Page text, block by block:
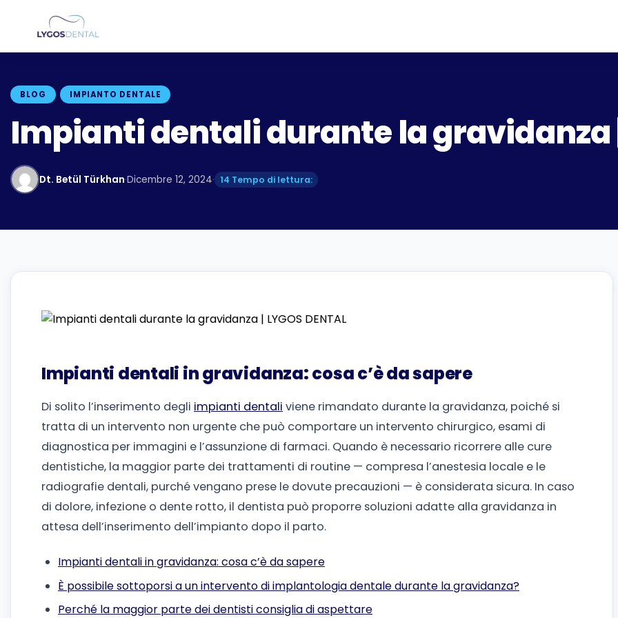
BLOG IMPIANTO DENTALE
Impianti dentali durante la gravidanza |
Dt. Betül Türkhan·Dicembre 12, 2024· 14 Tempo di lettura:
Impianti dentali in gravidanza: cosa c’è da sapere
Di solito l’inserimento degli impianti dentali viene rimandato durante la gravidanza, poiché si
tratta di un intervento non urgente che può comportare un intervento chirurgico, esami di
diagnostica per immagini e l’assunzione di farmaci. Quando è necessario ricorrere alle cure
dentistiche, la maggior parte dei trattamenti di routine — compresa l’anestesia locale e le
radiografie dentali, purché vengano prese le dovute precauzioni — è considerata sicura. In caso
di dolore, infezione o dente rotto, il dentista può proporre soluzioni adatte alla gravidanza in
attesa dell’inserimento dell’impianto dopo il parto.
Impianti dentali in gravidanza: cosa c’è da sapere
È possibile sottoporsi a un intervento di implantologia dentale durante la gravidanza?
Perché la maggior parte dei dentisti consiglia di aspettare